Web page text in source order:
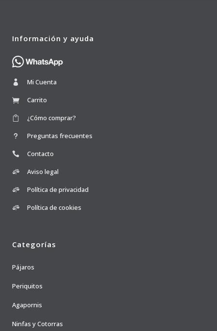
Información y ayuda
Mi Cuenta
Carrito
¿Cómo comprar?
Preguntas frecuentes
Contacto
Aviso legal
Política de privacidad
Política de cookies
Categorías
Pájaros
Periquitos
Agapornis
Ninfas y Cotorras